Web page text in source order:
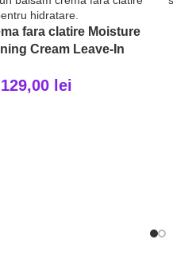
fara clatire Moisture
Cream Leave-In
129,00 lei